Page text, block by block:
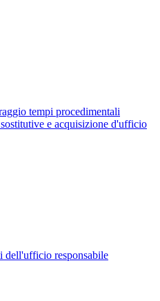
tempi procedimentali
e acquisizione d'ufficio
dell'ufficio responsabile